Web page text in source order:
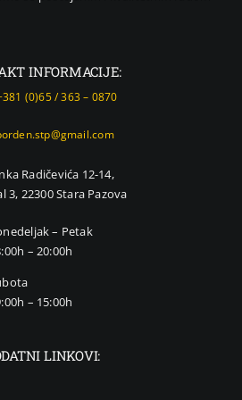
INFORMACIJE:
(0)65 / 363 – 0870
Radičevića 12-14,
3, 22300 Stara Pazova
– Petak
– 20:00h
– 15:00h
LINKOVI: